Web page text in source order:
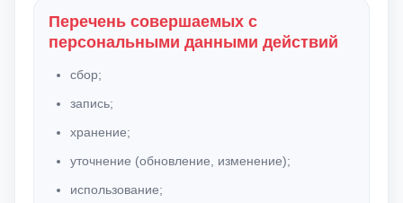
Перечень совершаемых с
персональными данными действий
сбор;
запись;
хранение;
уточнение (обновление, изменение);
использование;